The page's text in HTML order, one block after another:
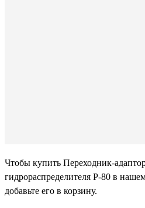
Чтобы купить Переходник-
гидрораспределителя Р-80 в
добавьте его в корзину.